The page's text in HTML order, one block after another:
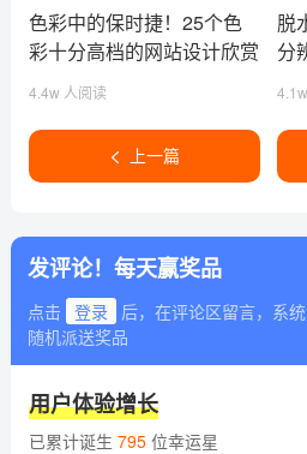
色彩中的保时捷！25个色
彩十分高档的网站设计欣赏
4.4w 人阅读
上一篇
脱
分
发评论！每天赢奖品
点击 登录
后，在评论区留言，系
随机派送奖品
用户体验增长
已累计诞生 795位幸运星